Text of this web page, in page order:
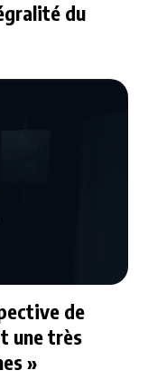
du
de
une très
»